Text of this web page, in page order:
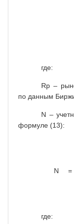
где:
Rp –
по данным
N –
формуле (13):
N =
где: